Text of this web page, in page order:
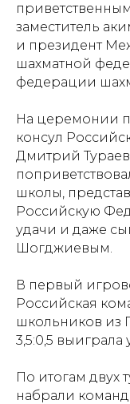
заместитель
и президент
шахматной
федерации
На церемонии
консул
Дмитрий
школы,
Российскую
удачи и даже
Шогджиевым.
В первый
Российская
школьников из
3,5:0,5
По итогам двух
набрали